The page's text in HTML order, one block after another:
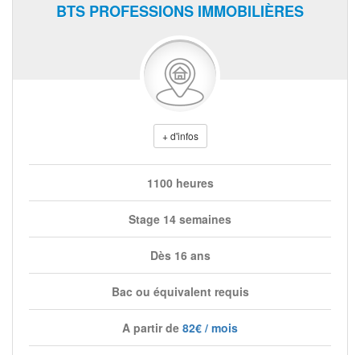
BTS PROFESSIONS IMMOBILIÈRES
+ d'infos
1100 heures
Stage 14 semaines
Dès 16 ans
Bac ou équivalent requis
A partir de 82€ / mois